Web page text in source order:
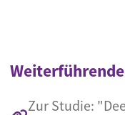
Zur Studie: